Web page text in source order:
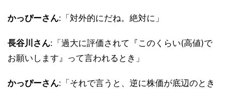
かっぴーさん:「対外的にだね。絶対に」
長谷川さん:「過大に評価されて『このくらい(高値)で
お願いします』って言われるとき」
かっぴーさん:「それで言うと、逆に株価が底辺のとき